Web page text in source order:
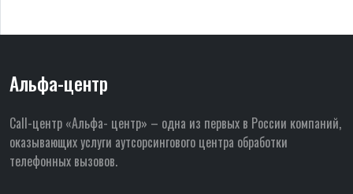
Альфа-центр
Call-центр «Альфа- центр» – одна из первых в России компаний,
оказывающих услуги аутсорсингового центра обработки
телефонных вызовов.